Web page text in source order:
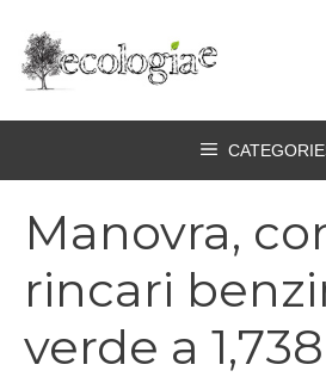
contenuto
Manovra,
rincari
verde a